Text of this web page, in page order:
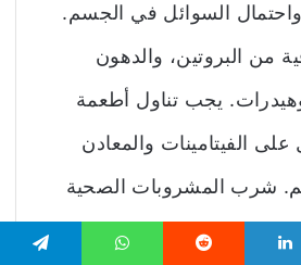
السوائل في الجسم.
من البروتين، والدهون
يجب تناول أطعمة
الفيتامينات والمعادن
شرب المشروبات الصحية
النحافة وتعزز الشهية.